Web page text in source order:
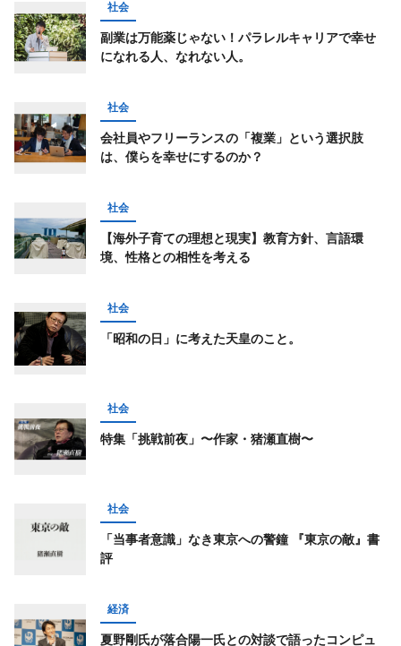
社会
副業は万能薬じゃない！パラレルキャリアで幸せ
になれる人、なれない人。
社会
会社員やフリーランスの「複業」という選択肢
は、僕らを幸せにするのか？
社会
【海外子育ての理想と現実】教育方針、言語環
境、性格との相性を考える
社会
「昭和の日」に考えた天皇のこと。
社会
特集「挑戦前夜」〜作家・猪瀬直樹〜
社会
「当事者意識」なき東京への警鐘 『東京の敵』書
評
経済
夏野剛氏が落合陽一氏との対談で語ったコンピュ